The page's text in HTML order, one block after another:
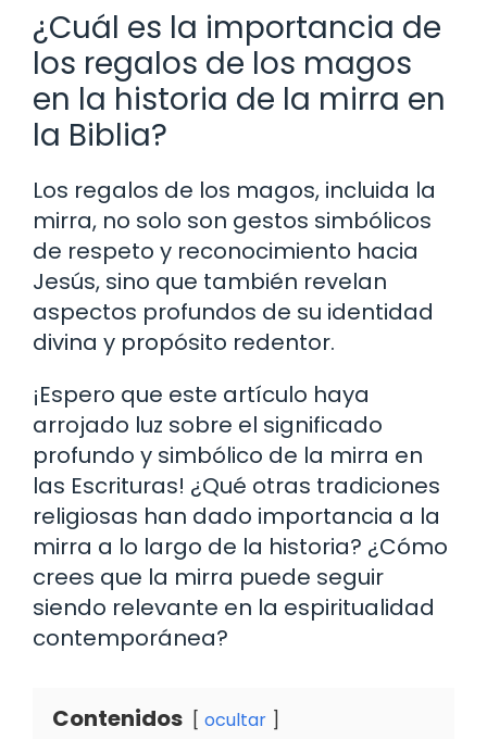
¿Cuál es la importancia de
los regalos de los magos
en la historia de la mirra en
la Biblia?
Los regalos de los magos, incluida la
mirra, no solo son gestos simbólicos
de respeto y reconocimiento hacia
Jesús, sino que también revelan
aspectos profundos de su identidad
divina y propósito redentor.
¡Espero que este artículo haya
arrojado luz sobre el significado
profundo y simbólico de la mirra en
las Escrituras! ¿Qué otras tradiciones
religiosas han dado importancia a la
mirra a lo largo de la historia? ¿Cómo
crees que la mirra puede seguir
siendo relevante en la espiritualidad
contemporánea?
Contenidos ocultar